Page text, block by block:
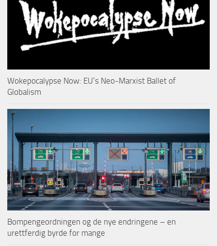
Wokepocalypse Now: EU’s Neo-Marxist Ballet of
Globalism
Bompengeordningen og de nye endringene – en
urettferdig byrde for mange